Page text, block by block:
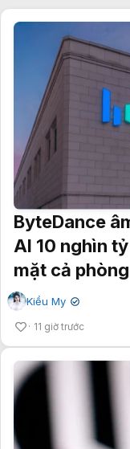
ByteDance
AI 10 nghìn
mặt cả
Kiều My ✔
11 giờ trước